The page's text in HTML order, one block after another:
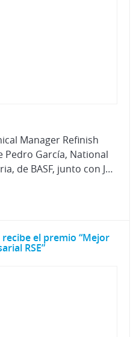
Manager Refinish
Pedro García, National
Head Trainer Region Iberia, de BASF, junto con Julio Ballestero, Gerente de Glasball, mostraron al equipo de pintura de Centro Zaragoza su gama de productos de secado por ultravioleta y la línea Agilis de base bicapa.
el premio “Mejor
RSE”